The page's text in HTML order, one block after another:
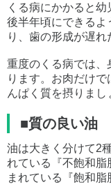
くる病にかかると
後半年頃にできるよ
り、歯の形成が遅れ
重度のくる病では、
ります。お肉だけ
んぱく質を摂りまし
■質の良い油
油は大きく分けて2
れている『不飽和
まれている『飽和脂